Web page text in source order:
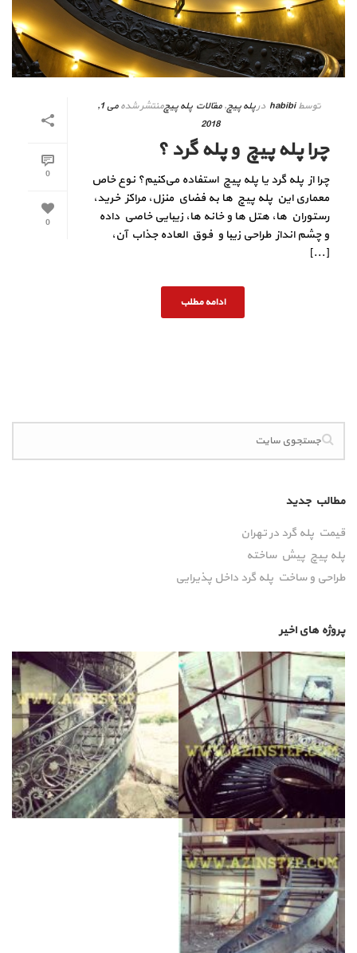
0
0
توسط habibi درپله پیچ,مقالات پله پیچمنتشر شده
می 1,
2018
چرا پله پیچ و پله گرد ؟
چرا از پله گرد یا پله پیچ استفاده می‌کنیم؟ نوع خاص
معماري اين پله‌ پیچ ها به فضاي منزل، مراکز خرید،
رستوران ها، هتل ها و خانه‌ ها، زیبایی خاصی داده
و چشم انداز طراحی زیبا و فوق العاده جذاب آن،
[...]
ادامه مطلب
مطالب جدید
قیمت پله گرد در تهران
پله پیچ پیش‌ ساخته
طراحی و ساخت پله گرد داخل پذیرایی
پروژه های اخیر